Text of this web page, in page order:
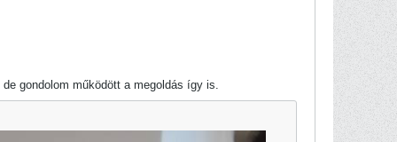
gondolom működött a megoldás így is.